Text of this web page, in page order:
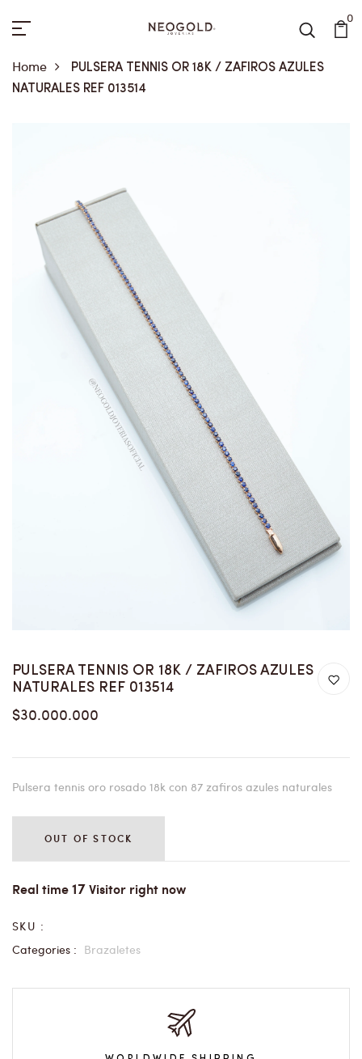
0
Home
PULSERA TENNIS OR 18K / ZAFIROS AZULES
NATURALES REF 013514
PULSERA TENNIS OR 18K / ZAFIROS AZULES
NATURALES REF 013514
$30.000.000
Pulsera tennis oro rosado 18k con 87 zafiros azules naturales
OUT OF STOCK
Real time17Visitor right now
SKU :
Categories : Brazaletes